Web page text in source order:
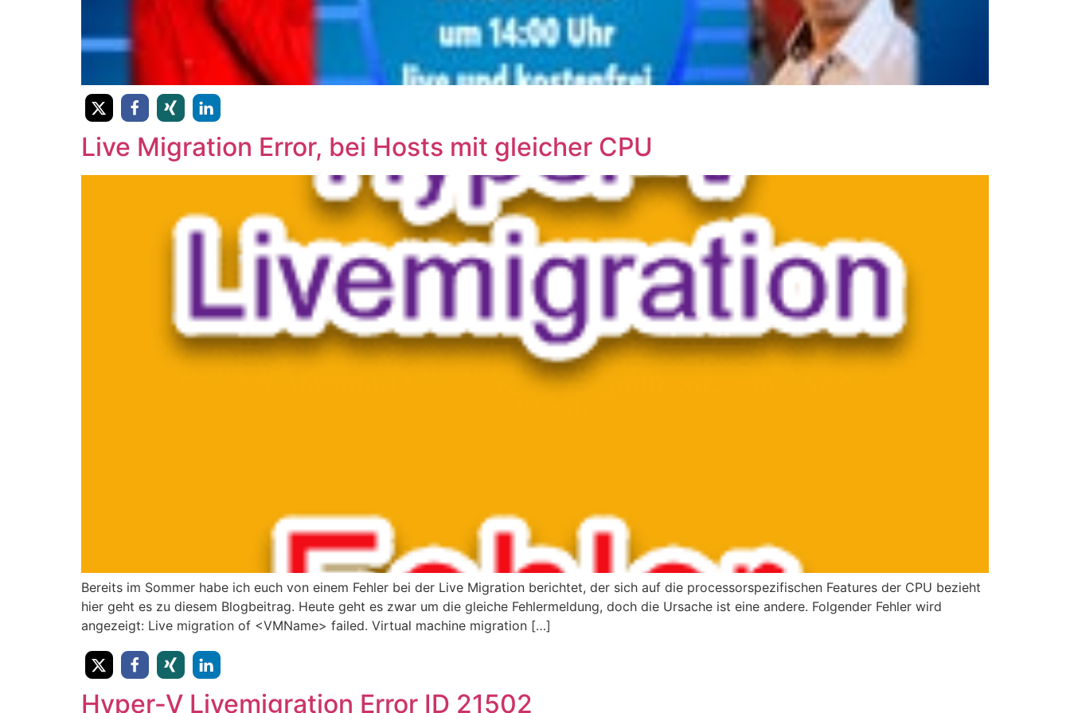
Live Migration Error, bei Hosts mit gleicher CPU
Bereits im Sommer habe ich euch von einem Fehler bei der Live Migration berichtet, der sich auf die processorspezifischen Features der CPU bezieht
hier geht es zu diesem Blogbeitrag. Heute geht es zwar um die gleiche Fehlermeldung, doch die Ursache ist eine andere. Folgender Fehler wird
angezeigt: Live migration of <VMName> failed. Virtual machine migration […]
Hyper-V Livemigration Error ID 21502